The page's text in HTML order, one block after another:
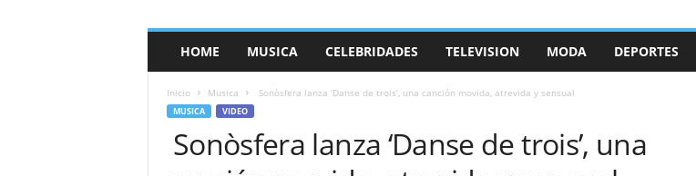
a
HOME MUSICA CELEBRIDADES TELEVISION MODA DEPORTES
Inicio Musica Sonòsfera lanza ‘Danse de trois’, una canción movida, atrevida y sensual
MUSICA VIDEO
Sonòsfera lanza ‘Danse de trois’, una